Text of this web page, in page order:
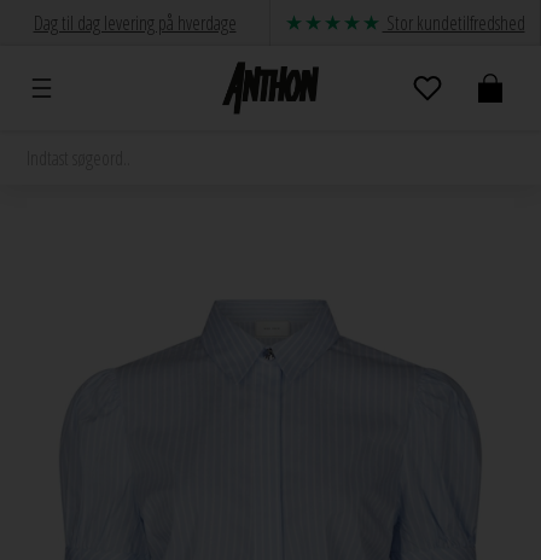
Dag til dag levering på hverdage Stor kundetilfredshed